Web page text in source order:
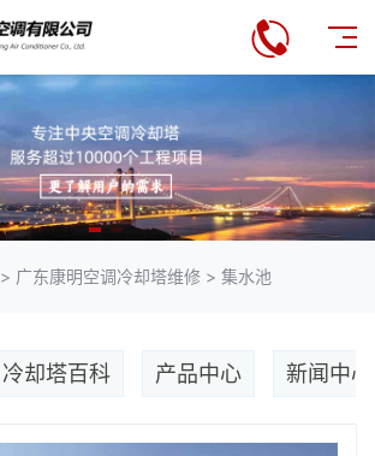
> 广东康明空调冷却塔维修 > 集水池
冷却塔百科 产品中心 新闻中心